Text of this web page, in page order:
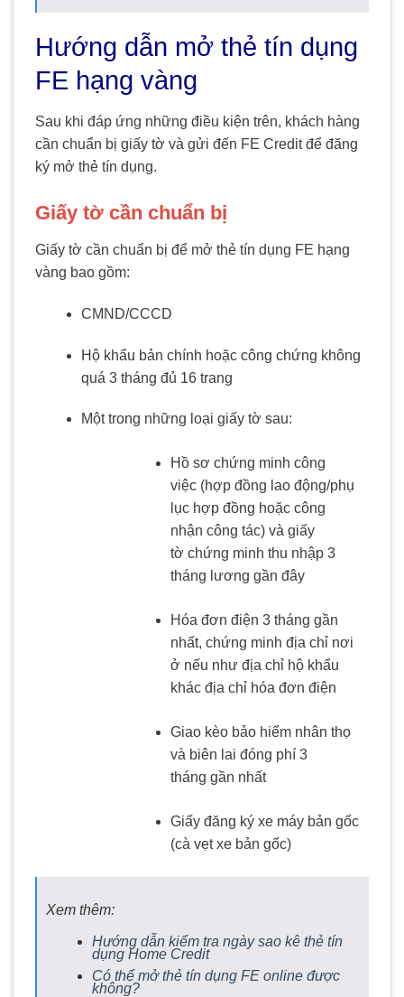
Hướng dẫn mở thẻ tín dụng
FE hạng vàng
Sau khi đáp ứng những điều kiện trên, khách hàng
cần chuẩn bị giấy tờ và gửi đến FE Credit để đăng
ký mở thẻ tín dụng.
Giấy tờ cần chuẩn bị
Giấy tờ cần chuẩn bị để mở thẻ tín dụng FE hạng
vàng bao gồm:
CMND/CCCD
Hộ khẩu bản chính hoặc công chứng không
quá 3 tháng đủ 16 trang
Một trong những loại giấy tờ sau:
Hồ sơ chứng minh công
việc (hợp đồng lao động/phụ
lục hợp đồng hoặc công
nhận công tác) và giấy
tờ chứng minh thu nhập 3
tháng lương gần đây
Hóa đơn điện 3 tháng gần
nhất, chứng minh địa chỉ nơi
ở nếu như địa chỉ hộ khẩu
khác địa chỉ hóa đơn điện
Giao kèo bảo hiểm nhân thọ
và biên lai đóng phí 3
tháng gần nhất
Giấy đăng ký xe máy bản gốc
(cà vẹt xe bản gốc)
Xem thêm:
Hướng dẫn kiểm tra ngày sao kê thẻ tín
dụng Home Credit
Có thể mở thẻ tín dụng FE online được
không?